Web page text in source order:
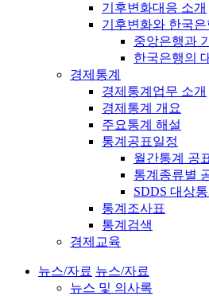
기후변화대응 소개
기후변화와 한국은
중앙은행과
한국은행의
경제통계
경제통계업무 소개
경제통계 개요
주요통계 해설
통계공표일정
월간통계 공
통계종류별
SDDS 대상
통계조사표
통계검색
경제교육
뉴스/자료 뉴스/자료
뉴스 및 의사록